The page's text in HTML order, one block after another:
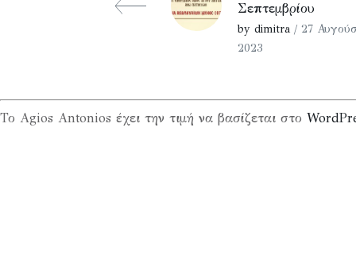
Σεπτεμβρίου
by dimitra / 27
2023
Το Agios Antonios έχει την τιμή να βασίζεται στο